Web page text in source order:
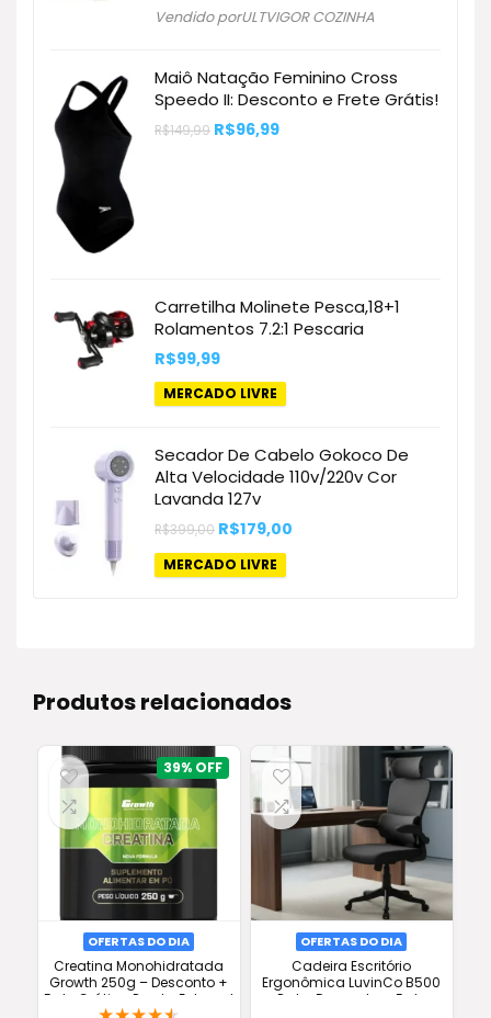
original
era:
atual
é:
Vendido porULTVIGOR COZINHA
Maiô Natação Feminino Cross
Speedo II: Desconto e Frete Grátis!
R$149,99 O
preço
R$96,99O
Carretilha Molinete Pesca,18+1
Rolamentos 7.2:1 Pescaria
R$99,99
MERCADO LIVRE
Secador De Cabelo Gokoco De
Alta Velocidade 110v/220v Cor
Lavanda 127v
R$399,00 O
original
era:
R$179,00
MERCADO LIVRE
Produtos relacionados
39%
OFERTAS DO DIA
Creatina Monohidratada
Growth 250g – Desconto +
Frete Grátis e Pronta Entrega!
OFERTAS DO DIA
Cadeira Escritório
Ergonômica LuvinCo B500
Preto: Desconto + Frete